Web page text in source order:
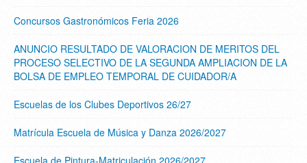
Concursos Gastronómicos Feria 2026
ANUNCIO RESULTADO DE VALORACION DE MERITOS DEL
PROCESO SELECTIVO DE LA SEGUNDA AMPLIACION DE LA
BOLSA DE EMPLEO TEMPORAL DE CUIDADOR/A
Escuelas de los Clubes Deportivos 26/27
Matrícula Escuela de Música y Danza 2026/2027
Escuela de Pintura-Matriculación 2026/2027